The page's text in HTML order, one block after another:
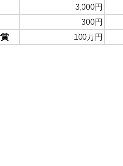
3,000円
300円
100万円